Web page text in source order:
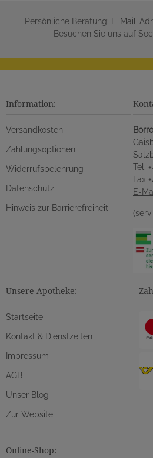
Persönliche Beratung: E-Mail-
Besuchen Sie uns auf
Information:
Versandkosten
Zahlungsoptionen
Widerrufsbelehrung
Datenschutz
Hinweis zur Barrierefreiheit
Tel.
Fax
E-
Unsere Apotheke:
Startseite
Kontakt & Dienstzeiten
Impressum
AGB
Unser Blog
Zur Website
Online-Shop: